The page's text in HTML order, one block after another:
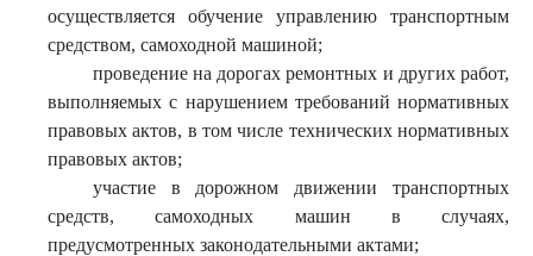
осуществляется обучение управлению транспортным
средством, самоходной машиной;
проведение на дорогах ремонтных и других работ,
выполняемых с нарушением требований нормативных
правовых актов, в том числе технических нормативных
правовых актов;
участие в дорожном движении транспортных
средств, самоходных машин в случаях,
предусмотренных законодательными актами;